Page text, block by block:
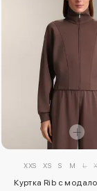
XXS XS S M L
Куртка Rib с